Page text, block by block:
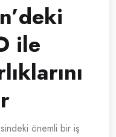
ile
önemli bir iş